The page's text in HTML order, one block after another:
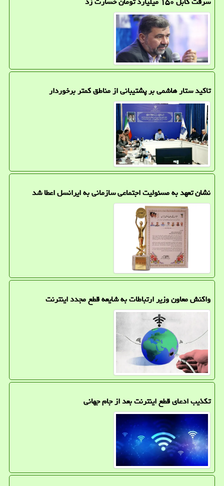
تاکید ستار هاشمی بر پشتیبانی از مناطق کمتر برخوردار
نشان تعهد به مسئولیت اجتماعی سازمانی به ایرانسل اعطا شد
واکنش معاون وزیر ارتباطات به شایعه قطع مجدد اینترنت
تکذیب ادعای قطع اینترنت بعد از جام جهانی